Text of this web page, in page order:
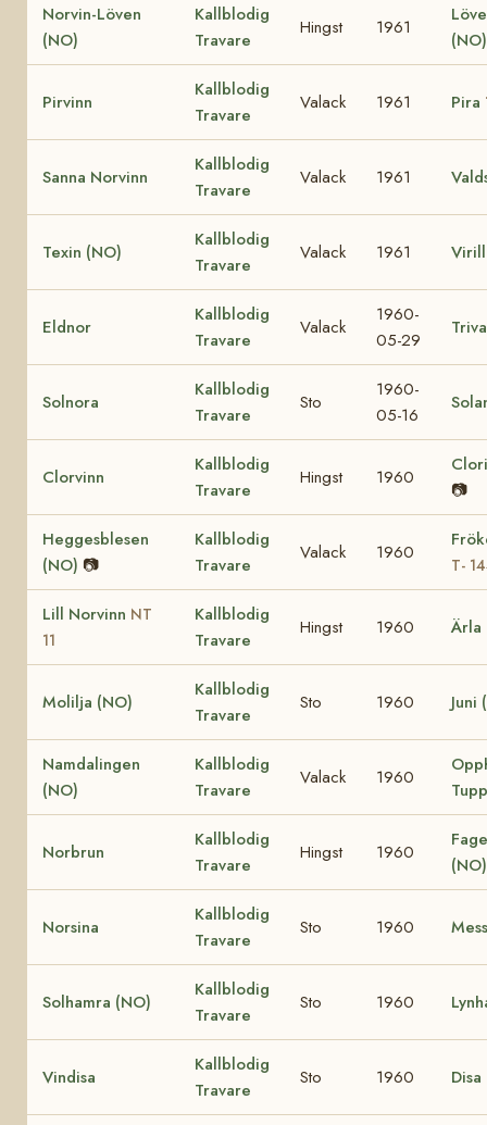
Norvin-Löven
(NO)
Kallblodig
Travare
Hingst 1961
Pirvinn
Kallblodig
Travare
Valack 1961 Pira
Sanna Norvinn
Kallblodig
Travare
Valack 1961
Texin (NO)
Kallblodig
Travare
Valack 1961
Eldnor
Kallblodig
Travare
Valack
1960-
05-29
Triva
Solnora
Kallblodig
Travare
Sto
1960-
05-16
Clorvinn
Kallblodig
Travare
Hingst 1960
📷
Heggesblesen
(NO) 📷
Kallblodig
Travare
Valack 1960
T-
Lill Norvinn NT
11
Kallblodig
Travare
Hingst 1960 Ärla
Molilja (NO)
Kallblodig
Travare
Sto 1960 Juni
Namdalingen
(NO)
Kallblodig
Travare
Valack 1960
Norbrun
Kallblodig
Travare
Hingst 1960
(NO)
Norsina
Kallblodig
Travare
Sto 1960
Solhamra (NO)
Kallblodig
Travare
Sto 1960
Vindisa
Kallblodig
Travare
Sto 1960 Disa